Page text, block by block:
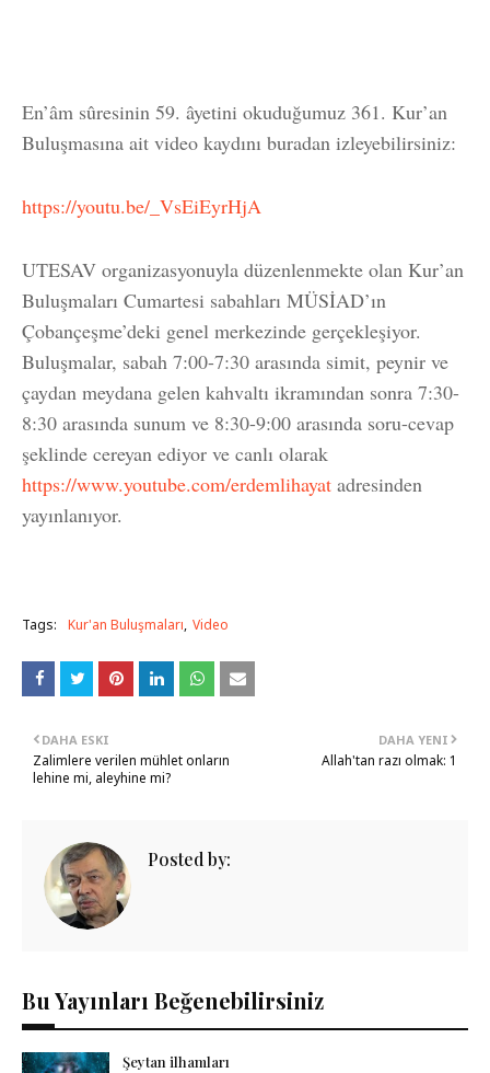
En’âm sûresinin 59. âyetini okuduğumuz 361. Kur’an
Buluşmasına ait video kaydını buradan izleyebilirsiniz:
https://youtu.be/_VsEiEyrHjA
UTESAV organizasyonuyla düzenlenmekte olan Kur’an
Buluşmaları Cumartesi sabahları MÜSİAD’ın
Çobançeşme’deki genel merkezinde gerçekleşiyor.
Buluşmalar, sabah 7:00-7:30 arasında simit, peynir ve
çaydan meydana gelen kahvaltı ikramından sonra 7:30-
8:30 arasında sunum ve 8:30-9:00 arasında soru-cevap
şeklinde cereyan ediyor ve canlı olarak
https://www.youtube.com/erdemlihayat adresinden
yayınlanıyor.
Tags: Kur'an Buluşmaları Video
DAHA YENI
Allah'tan razı olmak: 1
DAHA ESKI
Zalimlere verilen mühlet onların
lehine mi, aleyhine mi?
Posted by:
Bu Yayınları Beğenebilirsiniz
Şeytan ilhamları